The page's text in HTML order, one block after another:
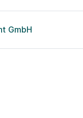
GmbH